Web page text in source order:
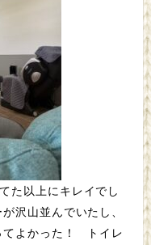
った！ トイレ